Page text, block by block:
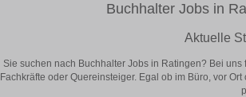
Buchhalter Jobs in
Aktuelle
Sie suchen nach Buchhalter Jobs in Ratingen? Bei
Fachkräfte oder Quereinsteiger. Egal ob im Büro, vor